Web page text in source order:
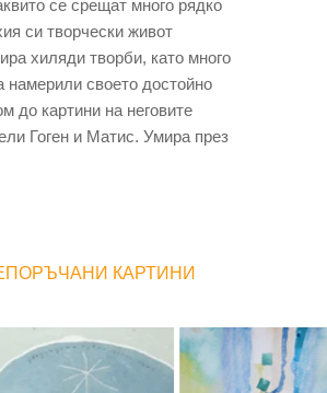
се срещат много рядко
си творчески живот
хиляди творби, като много
намерили своето достойно
до картини на неговите
Гоген и Матис. Умира през
КАРТИНИ